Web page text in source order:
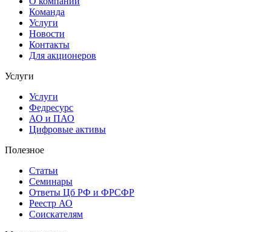
Команда
Услуги
Новости
Контакты
Для акционеров
Услуги
Услуги
Федресурс
АО и ПАО
Цифровые активы
Полезное
Статьи
Cеминары
Ответы Цб РФ и ФРСФР
Реестр АО
Соискателям